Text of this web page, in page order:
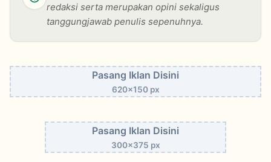
redaksi serta merupakan opini sekaligus
tanggungjawab penulis sepenuhnya.
Pasang Iklan Disini
620x150 px
Pasang Iklan Disini
300x375 px